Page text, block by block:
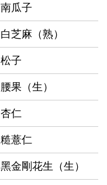
南瓜子
白芝麻（熟）
松子
腰果（生）
杏仁
糙薏仁
黑金剛花生（生）